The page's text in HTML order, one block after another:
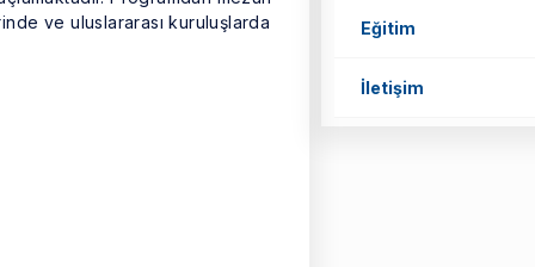
ve uluslararası kuruluşlarda
Eğitim
İletişim